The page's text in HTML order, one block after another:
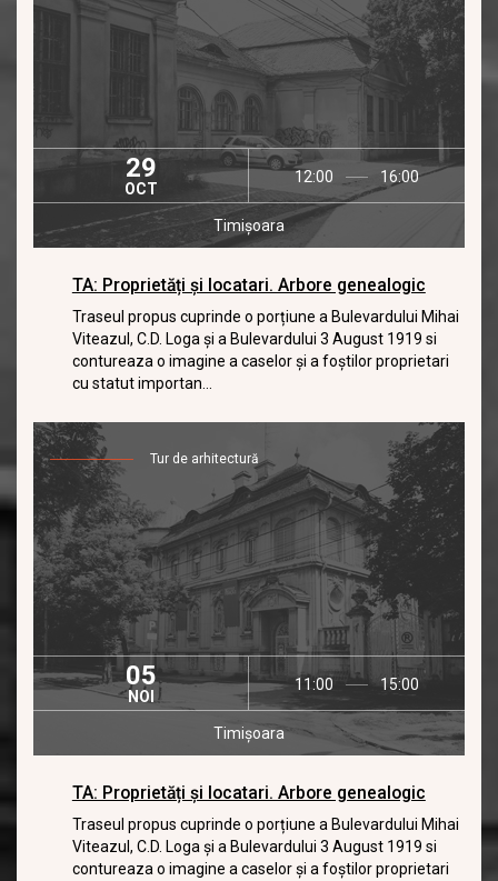
29
OCT
12:00 16:00
Timișoara
TA: Proprietăți și locatari. Arbore genealogic
Traseul propus cuprinde o porțiune a Bulevardului Mihai
Viteazul, C.D. Loga și a Bulevardului 3 August 1919 si
contureaza o imagine a caselor și a foștilor proprietari
cu statut importan...
Tur de arhitectură
05
NOI
11:00 15:00
Timișoara
TA: Proprietăți și locatari. Arbore genealogic
Traseul propus cuprinde o porțiune a Bulevardului Mihai
Viteazul, C.D. Loga și a Bulevardului 3 August 1919 si
contureaza o imagine a caselor și a foștilor proprietari